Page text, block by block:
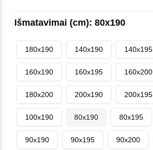
Išmatavimai (cm): 80x190
180x190 140x190 140x195
160x190 160x195 160x200
180x200 200x190 200x195
100x190 80x190 80x195
90x190 90x195 90x200